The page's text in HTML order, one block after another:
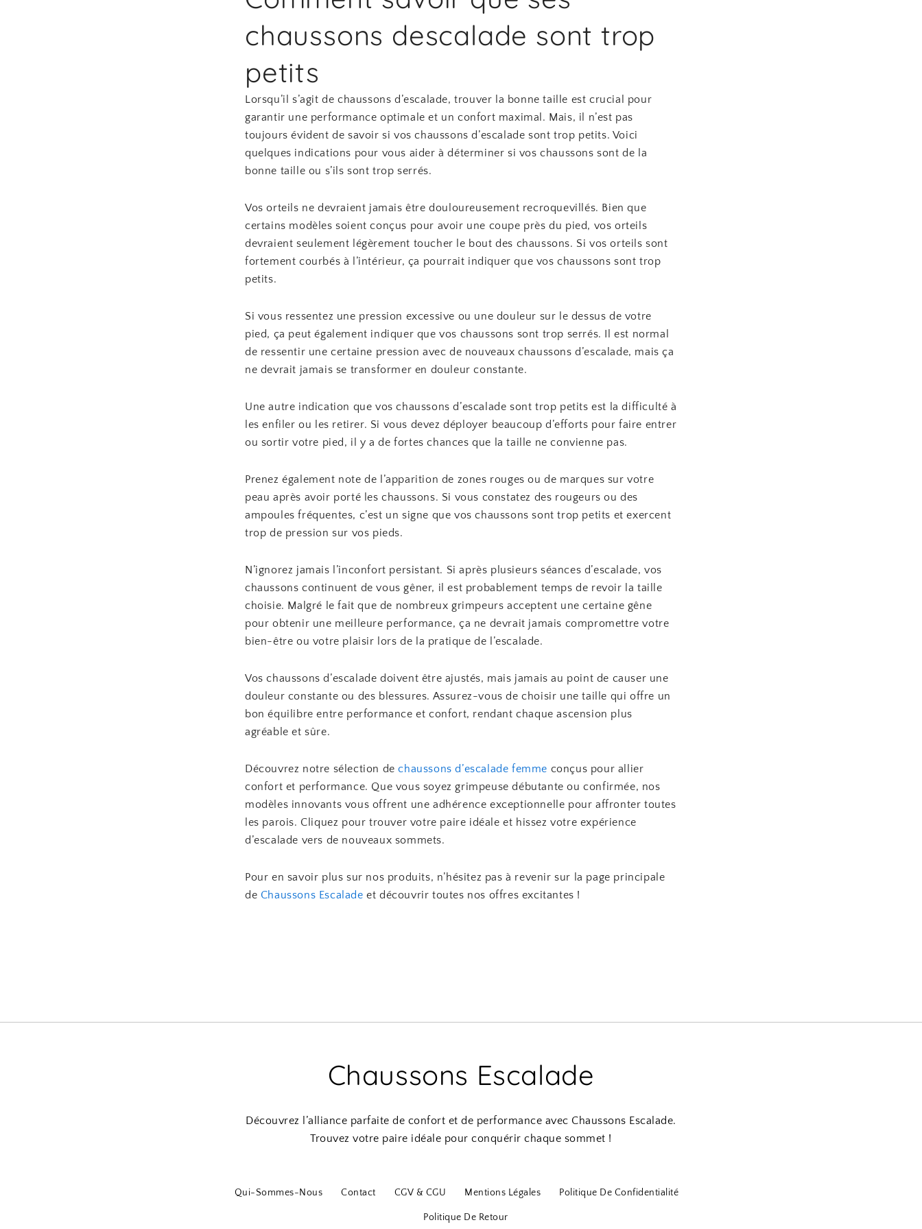
chaussons descalade sont trop
petits
Lorsqu’il s’agit de chaussons d’escalade, trouver la bonne taille est crucial pour
garantir une performance optimale et un confort maximal. Mais, il n’est pas
toujours évident de savoir si vos chaussons d’escalade sont trop petits. Voici
quelques indications pour vous aider à déterminer si vos chaussons sont de la
bonne taille ou s’ils sont trop serrés.
Vos orteils ne devraient jamais être douloureusement recroquevillés. Bien que
certains modèles soient conçus pour avoir une coupe près du pied, vos orteils
devraient seulement légèrement toucher le bout des chaussons. Si vos orteils sont
fortement courbés à l’intérieur, ça pourrait indiquer que vos chaussons sont trop
petits.
Si vous ressentez une pression excessive ou une douleur sur le dessus de votre
pied, ça peut également indiquer que vos chaussons sont trop serrés. Il est normal
de ressentir une certaine pression avec de nouveaux chaussons d’escalade, mais ça
ne devrait jamais se transformer en douleur constante.
Une autre indication que vos chaussons d’escalade sont trop petits est la difficulté à
les enfiler ou les retirer. Si vous devez déployer beaucoup d’efforts pour faire entrer
ou sortir votre pied, il y a de fortes chances que la taille ne convienne pas.
Prenez également note de l’apparition de zones rouges ou de marques sur votre
peau après avoir porté les chaussons. Si vous constatez des rougeurs ou des
ampoules fréquentes, c’est un signe que vos chaussons sont trop petits et exercent
trop de pression sur vos pieds.
N’ignorez jamais l’inconfort persistant. Si après plusieurs séances d’escalade, vos
chaussons continuent de vous gêner, il est probablement temps de revoir la taille
choisie. Malgré le fait que de nombreux grimpeurs acceptent une certaine gêne
pour obtenir une meilleure performance, ça ne devrait jamais compromettre votre
bien-être ou votre plaisir lors de la pratique de l’escalade.
Vos chaussons d’escalade doivent être ajustés, mais jamais au point de causer une
douleur constante ou des blessures. Assurez-vous de choisir une taille qui offre un
bon équilibre entre performance et confort, rendant chaque ascension plus
agréable et sûre.
Découvrez notre sélection dechaussons d’escalade femme conçus pour allier
confort et performance. Que vous soyez grimpeuse débutante ou confirmée, nos
modèles innovants vous offrent une adhérence exceptionnelle pour affronter toutes
les parois. Cliquez pour trouver votre paire idéale et hissez votre expérience
d’escalade vers de nouveaux sommets.
Pour en savoir plus sur nos produits, n’hésitez pas à revenir sur la page principale
de Chaussons Escalade et découvrir toutes nos offres excitantes !
Chaussons Escalade
Découvrez l’alliance parfaite de confort et de performance avec Chaussons Escalade.
Trouvez votre paire idéale pour conquérir chaque sommet !
Qui-Sommes-Nous Contact CGV & CGU Mentions Légales Politique De Confidentialité
Politique De Retour